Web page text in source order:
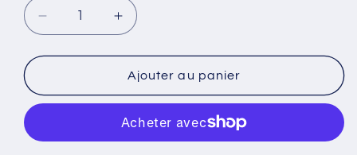
Réduire
la
quantité
Barre
Augmenter
la
quantité
de
Barre
Ajouter au panier